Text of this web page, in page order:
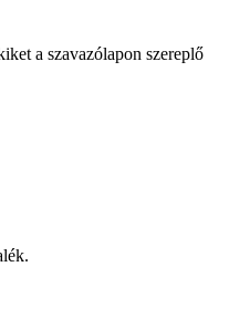
a szavazólapon szereplő